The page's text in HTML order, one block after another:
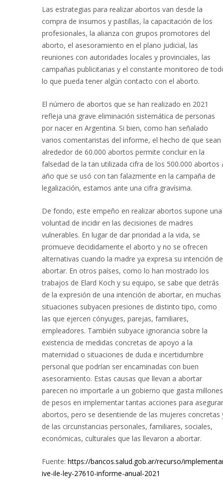
Las estrategias para realizar abortos van desde la
compra de insumos y pastillas, la capacitación de los
profesionales, la alianza con grupos promotores del
aborto, el asesoramiento en el plano judicial, las
reuniones con autoridades locales y provinciales, las
campañas publicitarias y el constante monitoreo de
lo que pueda tener algún contacto con el aborto.
El número de abortos que se han realizado en 2021
refleja una grave eliminación sistemática de personas
por nacer en Argentina. Si bien, como han señalado
varios comentaristas del informe, el hecho de que sean
alrededor de 60.000 abortos permite concluir en la
falsedad de la tan utilizada cifra de los 500.000 abortos
año que se usó con tan falazmente en la campaña de
legalización, estamos ante una cifra gravísima.
De fondo, este empeño en realizar abortos supone una
voluntad de incidir en las decisiones de madres
vulnerables. En lugar de dar prioridad a la vida, se
promueve decididamente el aborto y no se ofrecen
alternativas cuando la madre ya expresa su intención de
abortar. En otros países, como lo han mostrado los
trabajos de Elard Koch y su equipo, se sabe que detrás
de la expresión de una intención de abortar, en muchas
situaciones subyacen presiones de distinto tipo, como
las que ejercen cónyuges, parejas, familiares,
empleadores. También subyace ignorancia sobre la
existencia de medidas concretas de apoyo a la
maternidad o situaciones de duda e incertidumbre
personal que podrían ser encaminadas con buen
asesoramiento. Estas causas que llevan a abortar
parecen no importarle a un gobierno que gasta millones
de pesos en implementar tantas acciones para asegurar
abortos, pero se desentiende de las mujeres concretas
de las circunstancias personales, familiares, sociales,
económicas, culturales que las llevaron a abortar.
Fuente: https://bancos.salud.gob.ar/recurso/
ive-ile-ley-27610-informe-anual-2021